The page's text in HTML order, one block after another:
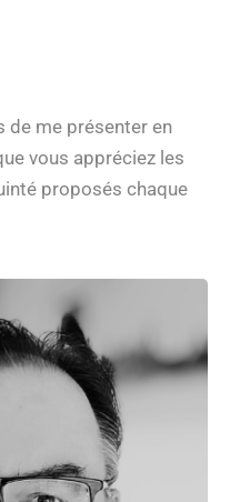
de me présenter en
vous appréciez les
proposés chaque